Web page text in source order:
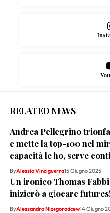
RELATED NEWS
Andrea Pellegrino
e mette la top-100 nel
capacità le ho, serve
ByAlessio Vinciguerra15 Giugno 2025
Un ironico Thomas
inizierò a giocare
ByAlessandro Nizegorodcew14 Giugno